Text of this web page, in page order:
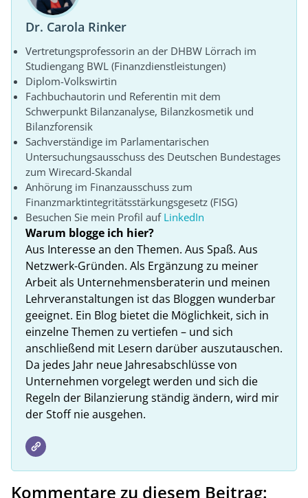
Dr. Carola Rinker
Vertretungsprofessorin an der DHBW Lörrach im
Studiengang BWL (Finanzdienstleistungen)
Diplom-Volkswirtin
Fachbuchautorin und Referentin mit dem
Schwerpunkt Bilanzanalyse, Bilanzkosmetik und
Bilanzforensik
Sachverständige im Parlamentarischen
Untersuchungsausschuss des Deutschen Bundestages
zum Wirecard-Skandal
Anhörung im Finanzausschuss zum
Finanzmarktintegritätsstärkungsgesetz (FISG)
Besuchen Sie mein Profil auf LinkedIn
Warum blogge ich hier?
Aus Interesse an den Themen. Aus Spaß. Aus
Netzwerk-Gründen. Als Ergänzung zu meiner
Arbeit als Unternehmensberaterin und meinen
Lehrveranstaltungen ist das Bloggen wunderbar
geeignet. Ein Blog bietet die Möglichkeit, sich in
einzelne Themen zu vertiefen – und sich
anschließend mit Lesern darüber auszutauschen.
Da jedes Jahr neue Jahresabschlüsse von
Unternehmen vorgelegt werden und sich die
Regeln der Bilanzierung ständig ändern, wird mir
der Stoff nie ausgehen.
Kommentare zu diesem Beitrag: